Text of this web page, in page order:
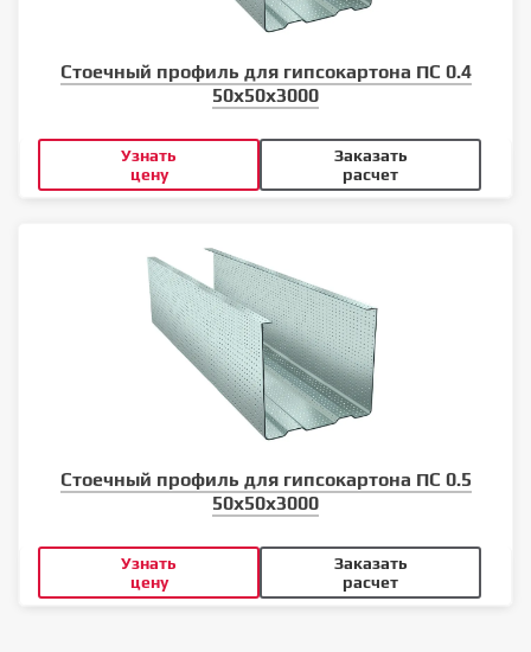
Стоечный профиль для гипсокартона ПС 0.4
50x50x3000
Узнать
цену
Заказать
расчет
Стоечный профиль для гипсокартона ПС 0.5
50x50x3000
Узнать
цену
Заказать
расчет